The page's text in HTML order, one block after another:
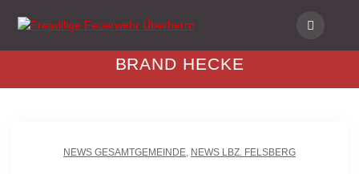
to
BRAND HECKE
NEWS GESAMTGEMEINDE, NEWS LBZ. FELSBERG